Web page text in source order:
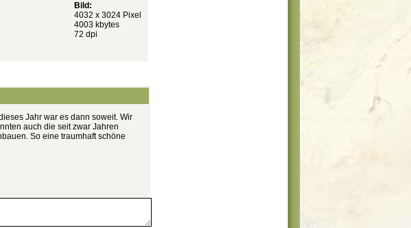
Bild:
4032 x 3024 Pixel
4003 kbytes
72 dpi
Jahr war es dann soweit. Wir
auch die seit zwar Jahren
So eine traumhaft schöne